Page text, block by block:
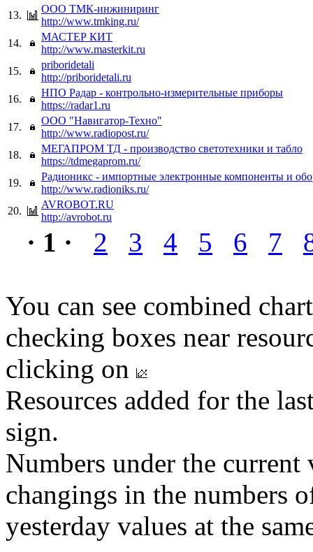
13.
ООО ТМК-инжиниринг
http://www.tmking.ru/
14.
МАСТЕР КИТ
http://www.masterkit.ru
15.
priboridetali
http://priboridetali.ru
16.
НПО Радар - контрольно-измерительные приборы
https://radar1.ru
17.
ООО "Навигатор-Техно"
http://www.radiopost.ru/
18.
МЕГАПРОМ ТД - производство светотехники и табло
https://tdmegaprom.ru/
19.
Радионикс - импортные электронные компоненты и
http://www.radioniks.ru/
20.
AVROBOT.RU
http://avrobot.ru
· 1 · 2 3 4 5 6 7
You can see combined
checking boxes near
clicking on
Resources added for the
sign.
Numbers under the
changings in the numbers
yesterday values at the